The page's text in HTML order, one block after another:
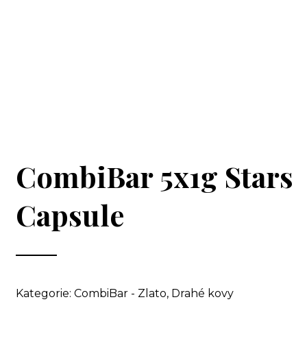
CombiBar 5x1g Stars
Capsule
Kategorie: CombiBar - Zlato, Drahé kovy